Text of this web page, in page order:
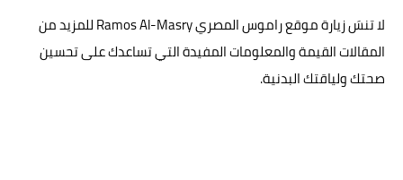
لا تنسَ زيارة موقع راموس المصري Ramos Al-Masry للمزيد من
المقالات القيمة والمعلومات المفيدة التي تساعدك على تحسين
صحتك ولياقتك البدنية.